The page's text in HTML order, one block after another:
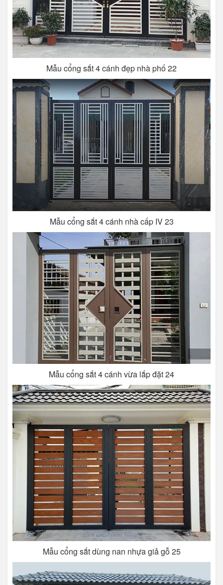
Mẫu cổng sắt 4 cánh đẹp nhà phố 22
Mẫu cổng sắt 4 cánh nhà cấp IV 23
Mẫu cổng sắt 4 cánh vừa lắp đặt 24
Mẫu cổng sắt dùng nan nhựa giả gỗ 25